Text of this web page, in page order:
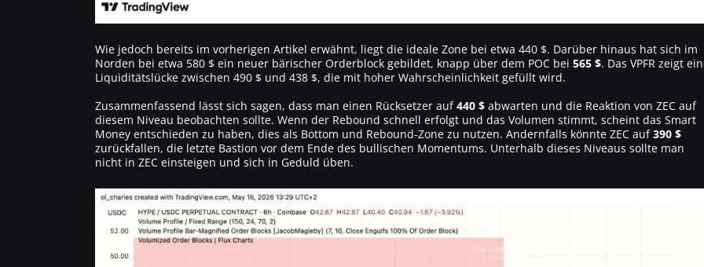
Wie jedoch bereits im vorherigen Artikel erwähnt, liegt die ideale Zone bei etwa 440 $. Darüber hinaus hat sich im
Norden bei etwa 580 $ ein neuer bärischer Orderblock gebildet, knapp über dem POC bei 565 $. Das VPFR zeigt
Liquiditätslücke zwischen 490 $ und 438 $, die mit hoher Wahrscheinlichkeit gefüllt wird.
Zusammenfassend lässt sich sagen, dass man einen Rücksetzer auf440 $ abwarten und die Reaktion von ZEC auf
diesem Niveau beobachten sollte. Wenn der Rebound schnell erfolgt und das Volumen stimmt, scheint das Smart
Money entschieden zu haben, dies als Bottom und Rebound-Zone zu nutzen. Andernfalls könnte ZEC auf390 $
zurückfallen, die letzte Bastion vor dem Ende des bullischen Momentums. Unterhalb dieses Niveaus sollte man
nicht in ZEC einsteigen und sich in Geduld üben.